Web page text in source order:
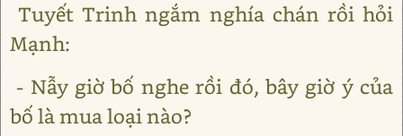
Tuyết Trinh ngắm nghía chán rồi hỏi
Mạnh:
- Nẫy giờ bố nghe rồi đó, bây giờ ý của
bố là mua loại nào?